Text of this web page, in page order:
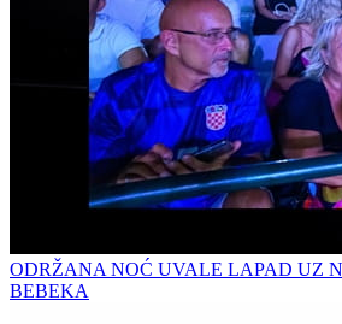
ODRŽANA NOĆ UVALE LAPAD UZ
BEBEKA